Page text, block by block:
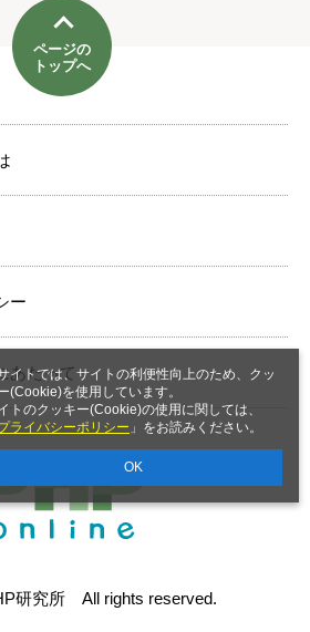
イトでは、サイトの利便性向上のため、クッ
(Cookie)を使用しています。
トのクッキー(Cookie)の使用に関しては、
ライバシーポリシー 」をお読みください。
OK
ページの
トップへ
ー
あたって
研究所 All rights reserved.